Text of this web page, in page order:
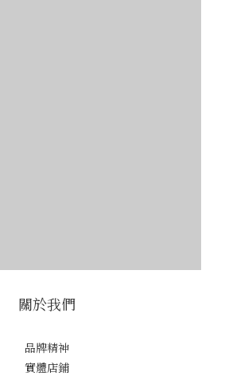
關於我們
品牌精神
實體店鋪